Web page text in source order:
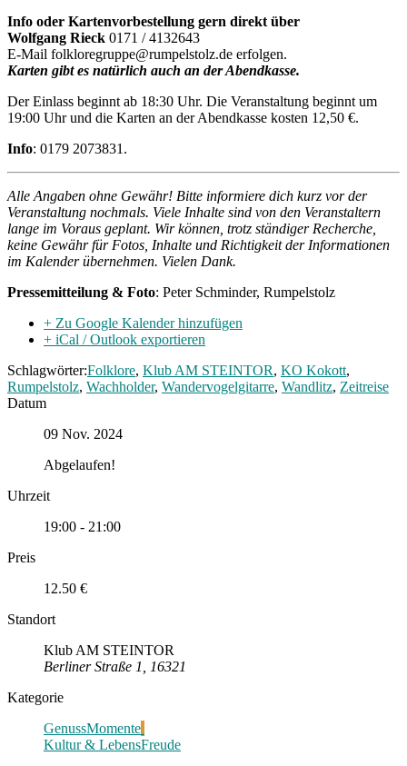
Info oder Kartenvorbestellung gern direkt über
Wolfgang Rieck 0171 / 4132643
E-Mail folkloregruppe@rumpelstolz.de erfolgen.
Karten gibt es natürlich auch an der Abendkasse.
Der Einlass beginnt ab 18:30 Uhr. Die Veranstaltung beginnt um
19:00 Uhr und die Karten an der Abendkasse kosten 12,50 €.
Info: 0179 2073831.
Alle Angaben ohne Gewähr! Bitte informiere dich kurz vor der
Veranstaltung nochmals. Viele Inhalte sind von den Veranstaltern
lange im Voraus geplant. Wir können, trotz ständiger Recherche,
keine Gewähr für Fotos, Inhalte und Richtigkeit der Informationen
im Kalender übernehmen. Vielen Dank.
Pressemitteilung & Foto: Peter Schminder, Rumpelstolz
+ Zu Google Kalender hinzufügen
+ iCal / Outlook exportieren
Schlagwörter:Folklore, Klub AM STEINTOR, KO Kokott,
Rumpelstolz, Wachholder, Wandervogelgitarre, Wandlitz, Zeitreise
Datum
09 Nov. 2024
Abgelaufen!
Uhrzeit
19:00 - 21:00
Preis
12.50 €
Standort
Klub AM STEINTOR
Berliner Straße 1, 16321
Kategorie
GenussMomente
Kultur & LebensFreude